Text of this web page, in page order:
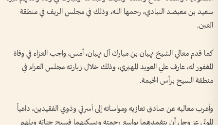
سعيد بن معيضد النيادي، رحمها الله، وذلك في مجلس الريف في منطقة
العين.
كما قدم معالي الشيخ نهيان بن مبارك آل نهيان، أمس، واجب العزاء في وفاة
المغفور له، عارف علي العويد المهيري، وذلك خلال زيارته مجلس العزاء في
منطقة السيح برأس الخيمة.
وأعرب معاليه عن صادق تعازيه ومواساته إلى أسرتي وذوي الفقيدين، داعياً
المولى عز وجل أن يتغمدهما بواسع رحمته ويسكنهما فسيح جناته ويلهم